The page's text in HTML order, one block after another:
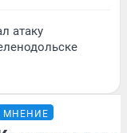
атаку
МНЕНИЕ